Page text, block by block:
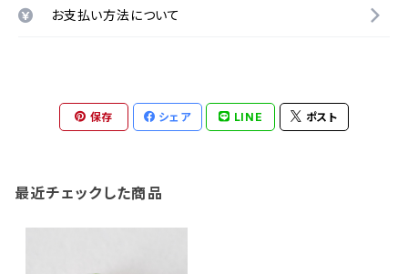
お支払い方法について
保存 シェア LINE ポスト
最近チェックした商品